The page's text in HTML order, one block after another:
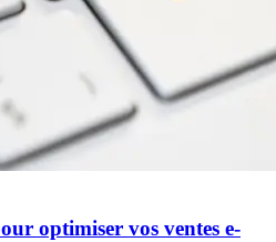
optimiser vos ventes e-